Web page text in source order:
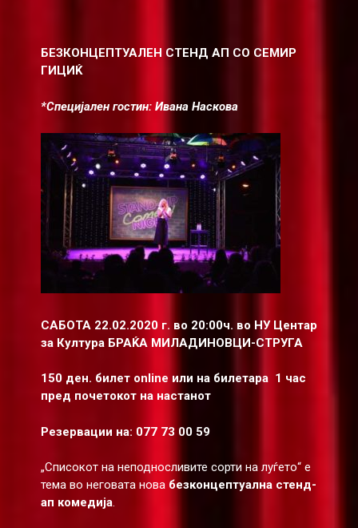
БЕЗКОНЦЕПТУАЛЕН СТЕНД АП СО СЕМИР
ГИЦИЌ
*Специјален гостин: Ивана Наскова
САБОТА 22.02.2020 г. во 20:00ч. во НУ Центар
за Култура БРАЌА МИЛАДИНОВЦИ-СТРУГА
150 ден. билет online или на билетара 1 час
пред почетокот на настанот
Резервации на: 077 73 00 59
„Списокот на неподносливите сорти на луѓето“ е
тема во неговата нова безконцептуална стенд-
ап комедија.